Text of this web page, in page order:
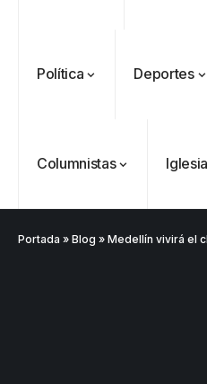
Política Deportes
Columnistas Iglesia
Portada » Blog » Medellín vivirá el clásico más